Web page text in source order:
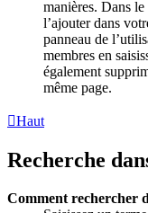
manières. Dans
l’ajouter dans
panneau de
membres en
également
même page.
Haut
Recherche
Comment rechercher